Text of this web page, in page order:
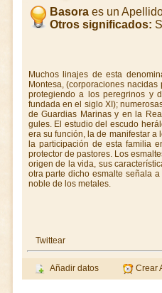
Basoraes un
Otros significados:
Muchos linajes de esta
Montesa, (corporaciones
protegiendo a los peregrinos y
fundada en el siglo XI);
de Guardias Marinas y en la
gules. El estudio del escudo
era su función, la de manifestar
la participación de esta familia
protector de pastores. Los
origen de la vida, sus
otra parte dicho esmalte señala
noble de los metales.
Twittear
Añadir datos Crear